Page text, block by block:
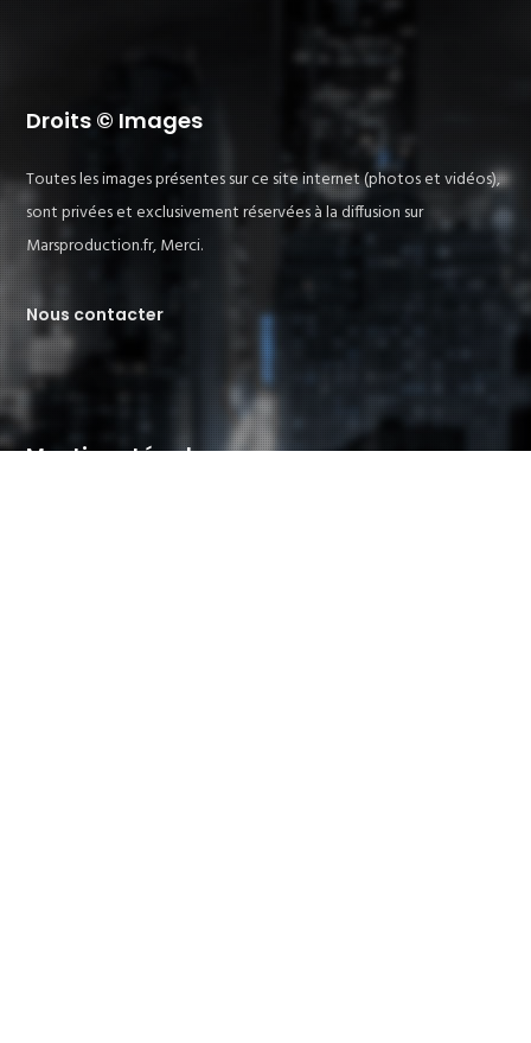
Droits © Images
Toutes les images présentes sur ce site internet (photos et vidéos),
sont privées et exclusivement réservées à la diffusion sur
Marsproduction.fr, Merci.
Nous contacter
Mentions Légales